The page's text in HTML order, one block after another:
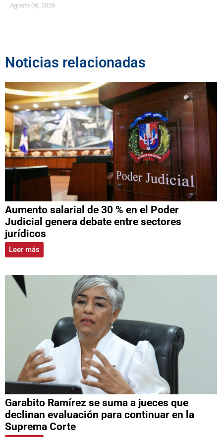
Agosto 06, 2026
Noticias relacionadas
Aumento salarial de 30 % en el Poder
Judicial genera debate entre sectores
jurídicos
Leer más
Garabito Ramírez se suma a jueces que
declinan evaluación para continuar en la
Suprema Corte